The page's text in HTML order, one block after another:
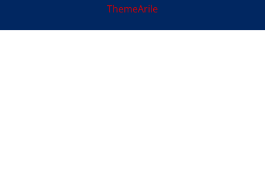
ThemeArile